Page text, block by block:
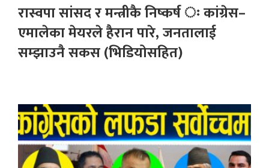
रास्वपा सांसद र मन्त्रीकै निष्कर्ष ः कांग्रेस–
एमालेका मेयरले हैरान पारे, जनतालाई
सम्झाउनै सकस (भिडियोसहित)